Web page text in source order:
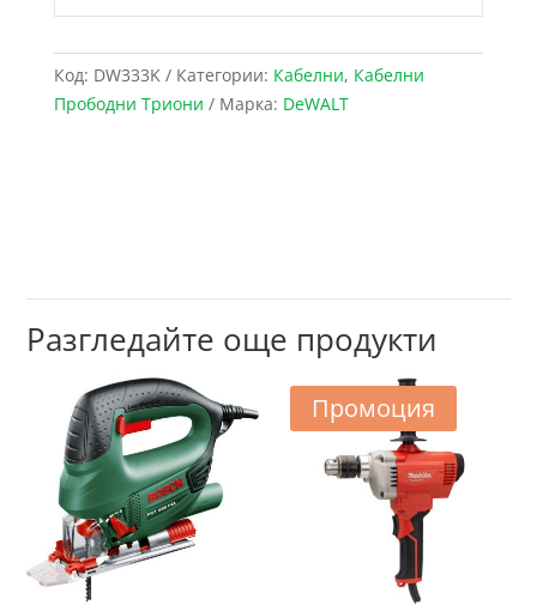
Код: DW333K Категории: Кабелни, Кабелни
Прободни Триони
Марка: DeWALT
Разгледайте още продукти
Промоция